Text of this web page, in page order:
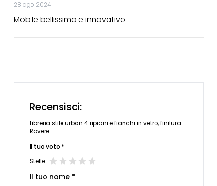
28 ago 2024
Mobile bellissimo e innovativo
Recensisci:
Libreria stile urban 4 ripiani e fianchi in vetro, finitura
Rovere
Il tuo voto *
Stelle:
Il tuo nome *